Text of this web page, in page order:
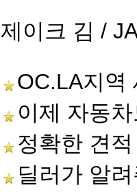
제이크 김 /
OC.LA지역
이제 자동
정확한 견적
딜러가 알